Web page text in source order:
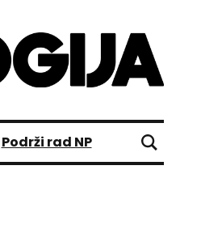
Podrži rad NP